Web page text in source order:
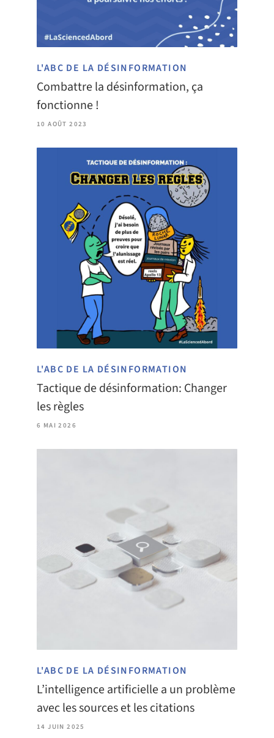
L'ABC DE LA DÉSINFORMATION
Combattre la désinformation, ça
fonctionne !
10 AOÛT 2023
L'ABC DE LA DÉSINFORMATION
Tactique de désinformation: Changer
les règles
6 MAI 2026
L'ABC DE LA DÉSINFORMATION
L’intelligence artificielle a un problème
avec les sources et les citations
14 JUIN 2025